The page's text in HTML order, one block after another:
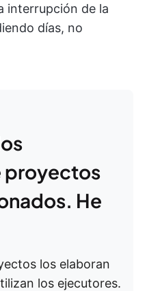
interrupción de la
días, no
proyectos
He
los elaboran
los ejecutores.